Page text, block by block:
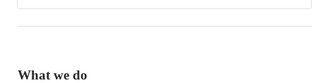
イオンネクストのビジネスに興味を持っていただき、とも
What we do